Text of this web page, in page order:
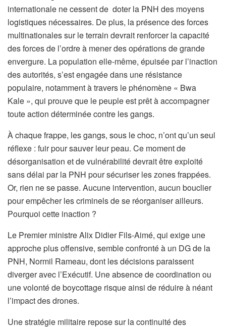
internationale ne cessent de doter la PNH des moyens
logistiques nécessaires. De plus, la présence des forces
multinationales sur le terrain devrait renforcer la capacité
des forces de l’ordre à mener des opérations de grande
envergure. La population elle-même, épuisée par l’inaction
des autorités, s’est engagée dans une résistance
populaire, notamment à travers le phénomène « Bwa
Kale », qui prouve que le peuple est prêt à accompagner
toute action déterminée contre les gangs.
À chaque frappe, les gangs, sous le choc, n’ont qu’un seul
réflexe : fuir pour sauver leur peau. Ce moment de
désorganisation et de vulnérabilité devrait être exploité
sans délai par la PNH pour sécuriser les zones frappées.
Or, rien ne se passe. Aucune intervention, aucun bouclier
pour empêcher les criminels de se réorganiser ailleurs.
Pourquoi cette inaction ?
Le Premier ministre Alix Didier Fils-Aimé, qui exige une
approche plus offensive, semble confronté à un DG de la
PNH, Normil Rameau, dont les décisions paraissent
diverger avec l’Exécutif. Une absence de coordination ou
une volonté de boycottage risque ainsi de réduire à néant
l’impact des drones.
Une stratégie militaire repose sur la continuité des